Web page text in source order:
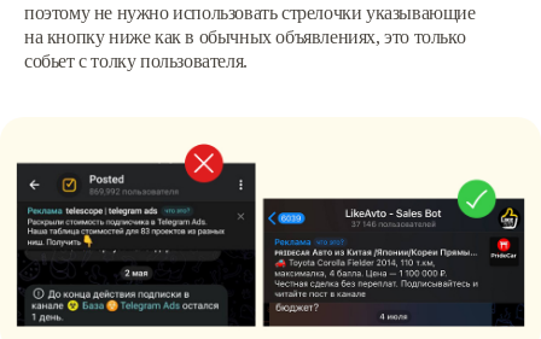
поэтому не нужно использовать стрелочки указывающие
на кнопку ниже как в обычных объявлениях, это только
собьет с толку пользователя.